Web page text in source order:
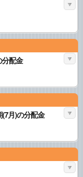
分配金
月)の分配金